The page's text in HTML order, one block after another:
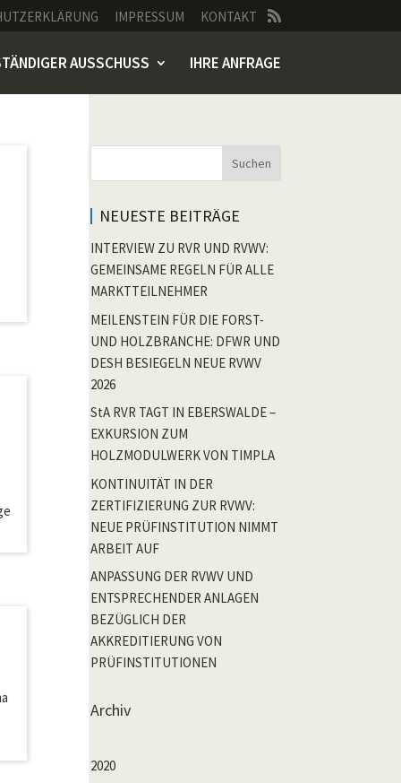
IMPRESSUM KONTAKT
AUSSCHUSS IHRE ANFRAGE
Suchen
NEUESTE BEITRÄGE
INTERVIEW ZU RVR UND RVWV:
GEMEINSAME REGELN FÜR ALLE
MARKTTEILNEHMER
MEILENSTEIN FÜR DIE FORST-
UND HOLZBRANCHE: DFWR UND
DESH BESIEGELN NEUE RVWV
2026
StA RVR TAGT IN EBERSWALDE –
EXKURSION ZUM
HOLZMODULWERK VON TIMPLA
KONTINUITÄT IN DER
ZERTIFIZIERUNG ZUR RVWV:
NEUE PRÜFINSTITUTION NIMMT
ARBEIT AUF
ANPASSUNG DER RVWV UND
ENTSPRECHENDER ANLAGEN
BEZÜGLICH DER
AKKREDITIERUNG VON
PRÜFINSTITUTIONEN
Archiv
2020